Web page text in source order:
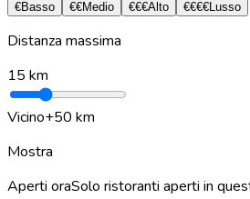
€Basso €€Medio €€€Alto €€€€ Lusso
Distanza massima
15 km
Vicino+50 km
Mostra
Aperti oraSolo ristoranti aperti in